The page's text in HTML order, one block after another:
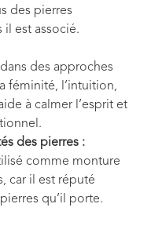
des pierres
il est associé.
des approches
féminité, l’intuition,
à calmer l’esprit et
des pierres :
comme monture
car il est réputé
qu’il porte.